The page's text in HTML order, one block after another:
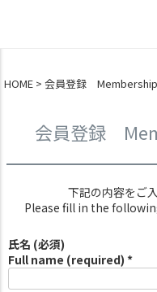
HOME 会員登録
会員登録
下記の内容をご
Please fill in the
氏名 (必須)
Full name (required) *